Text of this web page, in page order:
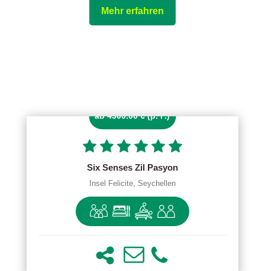
Mehr erfahren
ab 4500.00 € (p. P.)
Six Senses Zil Pasyon
Insel Felicite, Seychellen